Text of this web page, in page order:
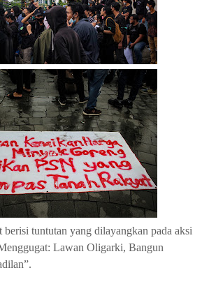
berisi tuntutan yang dilayangkan pada aksi
Lawan Oligarki, Bangun